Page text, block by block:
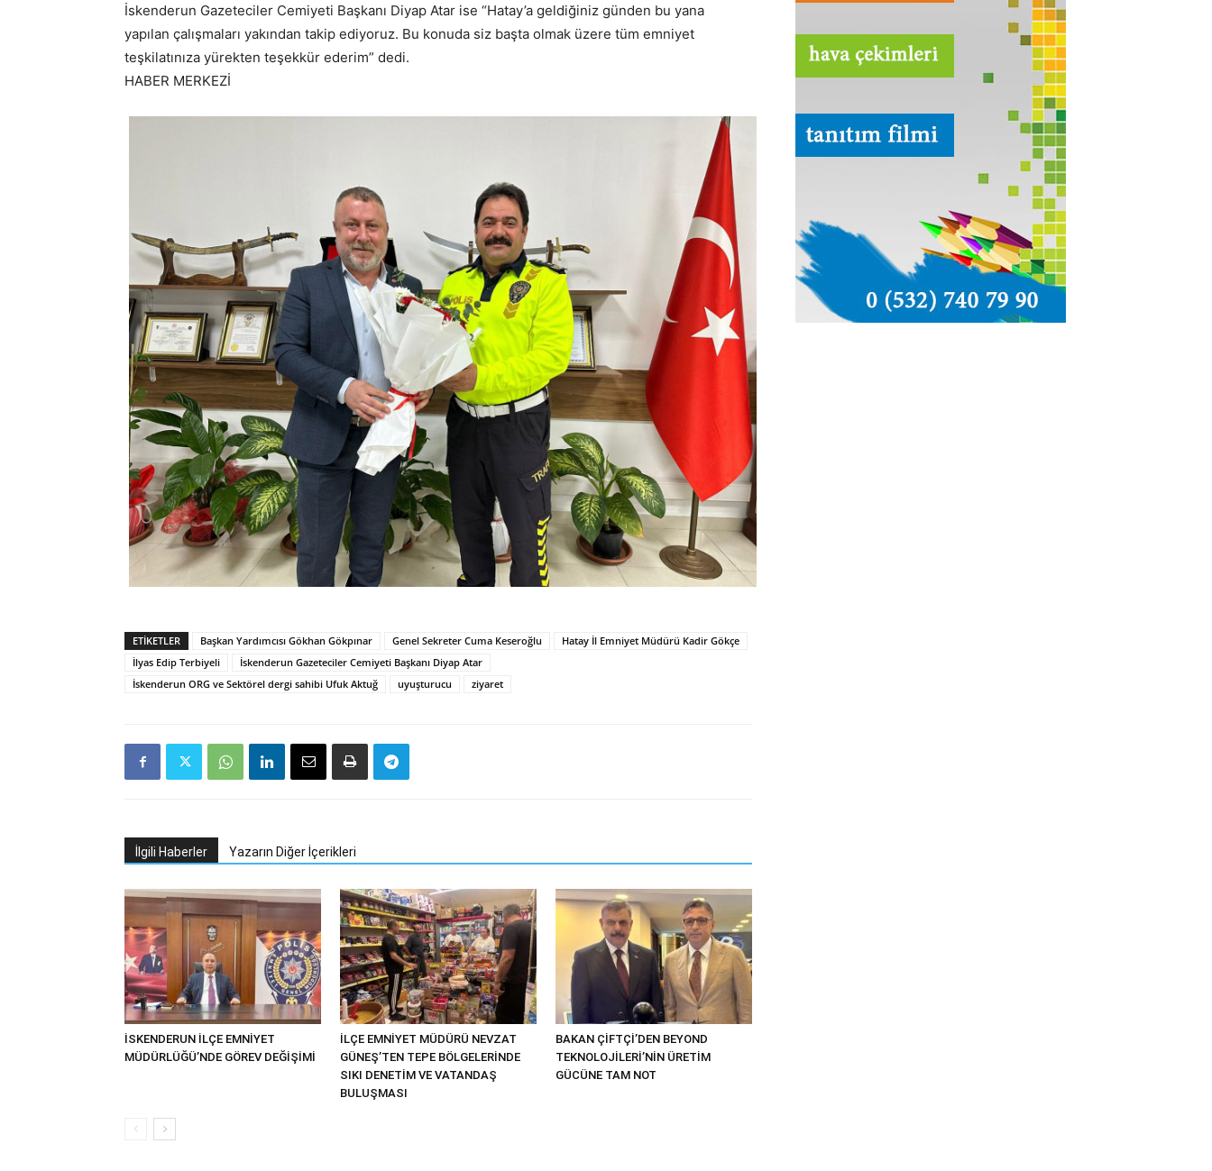
İskenderun Gazeteciler Cemiyeti Başkanı Diyap Atar ise “Hatay’a geldiğiniz günden bu yana
yapılan çalışmaları yakından takip ediyoruz. Bu konuda siz başta olmak üzere tüm emniyet
teşkilatınıza yürekten teşekkür ederim” dedi.
HABER MERKEZİ
ETIKETLER Başkan Yardımcısı Gökhan Gökpınar Genel Sekreter Cuma Keseroğlu
Hatay İl Emniyet Müdürü Kadir Gökçe
İlyas Edip Terbiyeli
İskenderun Gazeteciler Cemiyeti Başkanı Diyap Atar
İskenderun ORG ve Sektörel dergi sahibi Ufuk Aktuğ
uyuşturucu ziyaret
İlgili Haberler Yazarın Diğer İçerikleri
İSKENDERUN İLÇE EMNİYET
MÜDÜRLÜĞÜ’NDE GÖREV DEĞİŞİMİ
İLÇE EMNİYET MÜDÜRÜ NEVZAT
GÜNEŞ’TEN TEPE BÖLGELERİNDE
SIKI DENETİM VE VATANDAŞ
BULUŞMASI
BAKAN ÇİFTÇİ’DEN BEYOND
TEKNOLOJİLERİ’NİN ÜRETİM
GÜCÜNE TAM NOT